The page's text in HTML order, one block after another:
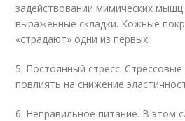
задействовании мимических
выраженные складки. Кожные
«страдают» одни из первых.
5. Постоянный стресс. Стрессовые
повлиять на снижение
6. Неправильное питание. В этом